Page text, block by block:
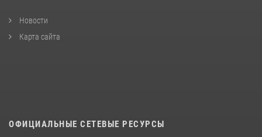
Новости
Карта сайта
ОФИЦИАЛЬНЫЕ СЕТЕВЫЕ РЕСУРСЫ